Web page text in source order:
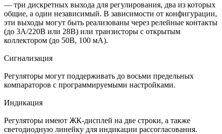
— три дискретных выхода для регулирования, два из которых
общие, а один независимый. В зависимости от конфигурации,
эти выходы могут быть реализованы через релейные контакты
(до 3А/220В или 28В) или транзисторы с открытым
коллектором (до 50В, 100 мА).
Сигнализация
Регуляторы могут поддерживать до восьми предельных
компараторов с программируемыми настройками.
Индикация
Регуляторы имеют ЖК-дисплей на две строки, а также
светодиодную линейку для индикации рассогласования.